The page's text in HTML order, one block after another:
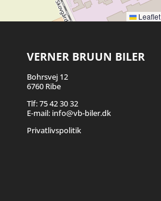
Leaflet
VERNER BRUUN BILER
Bohrsvej 12
6760 Ribe
Tlf:75 42 30 32
E-mail: info@vb-biler.dk
Privatlivspolitik